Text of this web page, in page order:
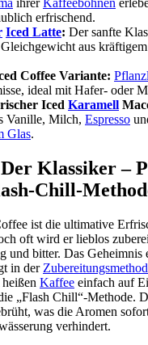
ihrer Kaffeebohnen
erfrischend.
Iced Latte: Der sanfte
aus kräftigem
Coffee Variante:
ideal mit Hafer- oder
Iced Karamell
Vanille, Milch, Espresso
Glas.
Klassiker –
Chill-
ist die ultimative
oft wird er lieblos
und bitter. Das Geheimnis
in der
Kaffee einfach auf
„Flash Chill“-Methode.
was die Aromen
verhindert.